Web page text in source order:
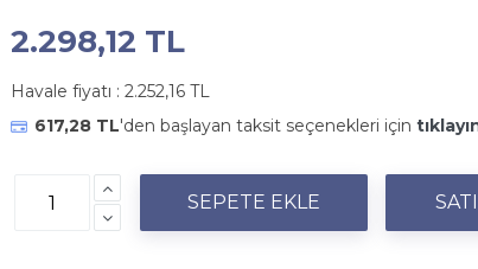
2.298,12 TL
Havale fiyatı : 2.252,16 TL
617,28 TL'den başlayan taksit seçenekleri için